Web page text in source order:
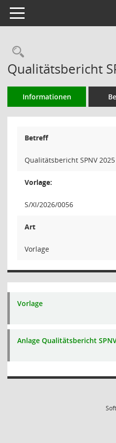
Toggle navigation
Qualitätsbericht
Informationen
Betreff
Qualitätsbericht SPNV 2025
Vorlage:
S/XI/2026/0056
Art
Vorlage
Vorlage
Anlage Qualitätsbericht